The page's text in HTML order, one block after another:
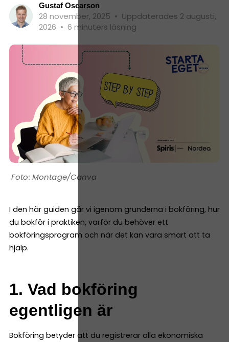
Gustaf Oscarson
28 november, 2025 • Uppdaterades 2 augusti,
2026 • 6 minuters läsning
Montage/Canva
I den här guiden går vi igenom grunderna i bokföring, hur
du bokför i praktiken, varför du behöver ett
bokföringsprogram och när det kan vara smart att ta
hjälp.
1. Vad bokföring
egentligen är
Bokföring betyder att du registrerar alla ekonomiska